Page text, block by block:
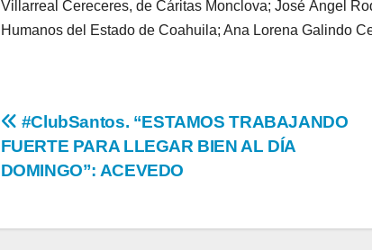
Villarreal Cereceres, de Cáritas Monclova; José Ángel
Humanos del Estado de Coahuila; Ana Lorena Galindo
Navegación
de
#ClubSantos. “ESTAMOS TRABAJANDO
FUERTE PARA LLEGAR BIEN AL DÍA
DOMINGO”: ACEVEDO